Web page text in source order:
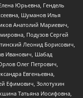
Юрьевна, Гендель
Шуманов Илья
Анатолий Мариевич,
Подузов Сергей
Леонид Борисович,
Иванович, Шабад
Олег Петрович,
Евгеньевна,
Ефимович, Золотухин
Татьяна Иосифовна,